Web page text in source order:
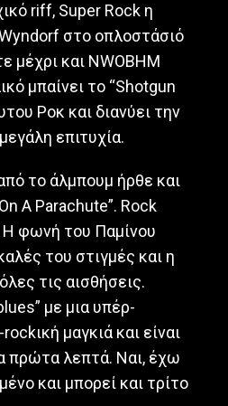
riff, Super Rock η
στο οπλοστάσιό
μέχρι και NWOBHM
μπαίνει το “Shotgun
Ροκ και διανύει την
επιτυχία.
το άλμπουμ ήρθε και
A Parachute”. Rock
φωνή του Παμίνου
του στιγμές και η
τις αισθήσεις.
με μια υπέρ-
μαγκιά και είναι
πρώτα λεπτά. Ναι, έχω
και μπορεί και τρίτο